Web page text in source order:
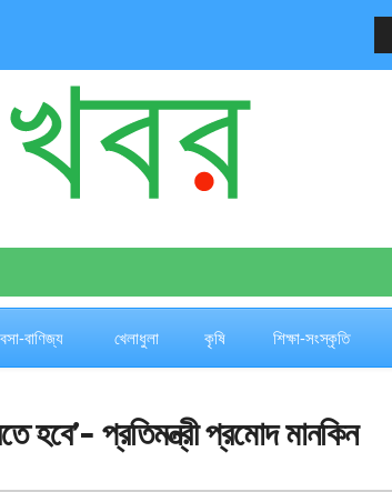
বাণিজ্য খেলাধুলা কৃষি শিক্ষা-সংস্কৃতি
হবে’- প্রতিমন্ত্রী প্রমোদ মানকিন